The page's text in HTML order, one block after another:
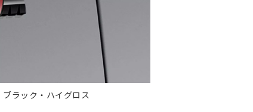
ラック・ハイグロス